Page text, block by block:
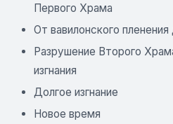
Первого Храма
От вавилонского
Разрушение Второго
изгнания
Долгое изгнание
Новое время